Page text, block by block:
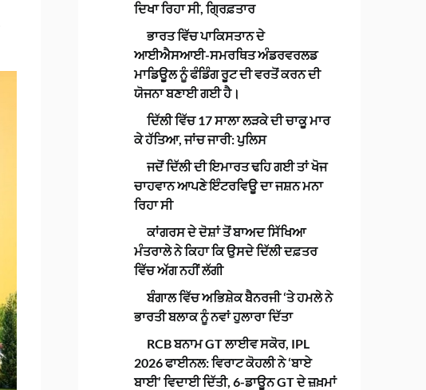
ਦਿਖਾ ਰਿਹਾ ਸੀ, ਗ੍ਰਿਫ਼ਤਾਰ
ਭਾਰਤ ਵਿੱਚ ਪਾਕਿਸਤਾਨ ਦੇ
ਆਈਐਸਆਈ-ਸਮਰਥਿਤ ਅੰਡਰਵਰਲਡ
ਮਾਡਿਊਲ ਨੂੰ ਫੰਡਿੰਗ ਰੂਟ ਦੀ ਵਰਤੋਂ ਕਰਨ ਦੀ
ਯੋਜਨਾ ਬਣਾਈ ਗਈ ਹੈ।
ਦਿੱਲੀ ਵਿੱਚ 17 ਸਾਲਾ ਲੜਕੇ ਦੀ ਚਾਕੂ ਮਾਰ
ਕੇ ਹੱਤਿਆ, ਜਾਂਚ ਜਾਰੀ: ਪੁਲਿਸ
ਜਦੋਂ ਦਿੱਲੀ ਦੀ ਇਮਾਰਤ ਢਹਿ ਗਈ ਤਾਂ ਖੋਜ
ਚਾਹਵਾਨ ਆਪਣੇ ਇੰਟਰਵਿਊ ਦਾ ਜਸ਼ਨ ਮਨਾ
ਰਿਹਾ ਸੀ
ਕਾਂਗਰਸ ਦੇ ਦੋਸ਼ਾਂ ਤੋਂ ਬਾਅਦ ਸਿੱਖਿਆ
ਮੰਤਰਾਲੇ ਨੇ ਕਿਹਾ ਕਿ ਉਸਦੇ ਦਿੱਲੀ ਦਫ਼ਤਰ
ਵਿੱਚ ਅੱਗ ਨਹੀਂ ਲੱਗੀ
ਬੰਗਾਲ ਵਿੱਚ ਅਭਿਸ਼ੇਕ ਬੈਨਰਜੀ ‘ਤੇ ਹਮਲੇ ਨੇ
ਭਾਰਤੀ ਬਲਾਕ ਨੂੰ ਨਵਾਂ ਹੁਲਾਰਾ ਦਿੱਤਾ
RCB ਬਨਾਮ GT ਲਾਈਵ ਸਕੋਰ, IPL
2026 ਫਾਈਨਲ: ਵਿਰਾਟ ਕੋਹਲੀ ਨੇ ‘ਬਾਏ
ਬਾਈ’ ਵਿਦਾਈ ਦਿੱਤੀ, 6-ਡਾਊਨ GT ਦੇ ਜ਼ਖ਼ਮਾਂ